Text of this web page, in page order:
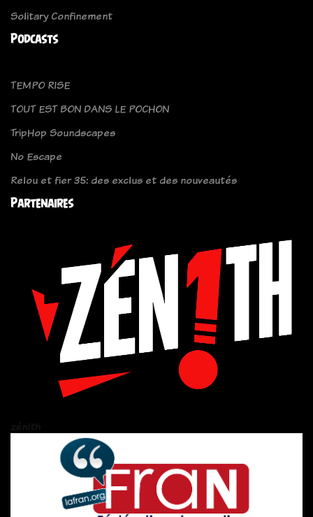
Solitary Confinement
Podcasts
TEMPO RISE
TOUT EST BON DANS LE POCHON
TripHop Soundscapes
No Escape
Relou et fier 35: des exclus et des nouveautés
Partenaires